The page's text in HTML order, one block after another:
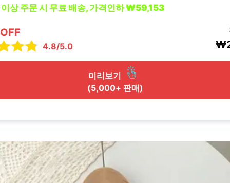
상 주문 시 무료 배송, 가격인하 ₩59,153
4.8/5.0
미리보기
(5,000+ 판매)